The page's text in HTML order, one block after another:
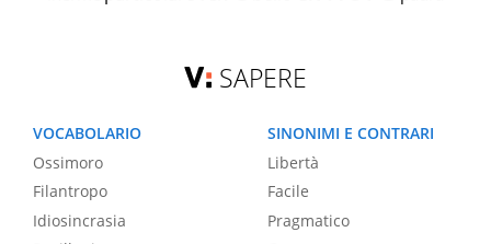
SAPERE
VOCABOLARIO
Ossimoro
Filantropo
Idiosincrasia
SINONIMI E CONTRARI
Libertà
Facile
Pragmatico